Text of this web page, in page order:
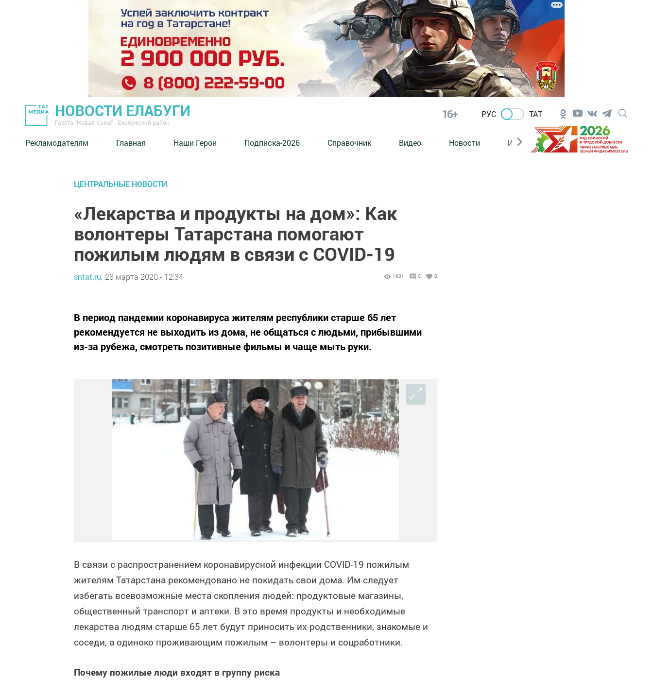
НОВОСТИ ЕЛАБУГИ
Газета "Новая Кама" - Елабужский район
16+ РУС ТАТ
Рекламодателям Главная Наши Герои Подписка-2026 Справочник Видео Новости Из зала суда
ЦЕНТРАЛЬНЫЕ НОВОСТИ
«Лекарства и продукты на дом»: Как
волонтеры Татарстана помогают
пожилым людям в связи с COVID-19
sntat.ru, 28 марта 2020 - 12:34 1631 0 0
В период пандемии коронавируса жителям республики старше 65 лет
рекомендуется не выходить из дома, не общаться с людьми, прибывшими
из-за рубежа, смотреть позитивные фильмы и чаще мыть руки.
В связи с распространением коронавирусной инфекции COVID-19 пожилым
жителям Татарстана рекомендовано не покидать свои дома. Им следует
избегать всевозможные места скопления людей: продуктовые магазины,
общественный транспорт и аптеки. В это время продукты и необходимые
лекарства людям старше 65 лет будут приносить их родственники, знакомые и
соседи, а одиноко проживающим пожилым – волонтеры и соцработники.
Почему пожилые люди входят в группу риска